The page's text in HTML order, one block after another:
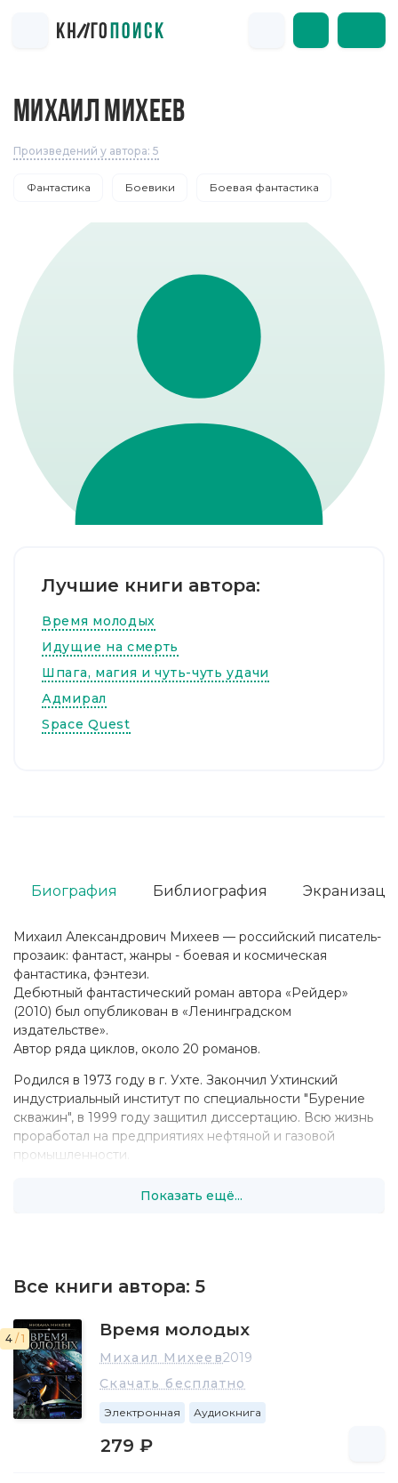
МИХАИЛ МИХЕЕВ
Произведений у автора: 5
Фантастика Боевики Боевая фантастика
Лучшие книги автора:
Время молодых
Идущие на смерть
Шпага, магия и чуть-чуть удачи
Адмирал
Space Quest
Михаил Александрович Михеев — российский писатель-
прозаик: фантаст, жанры - боевая и космическая
фантастика, фэнтези.
Дебютный фантастический роман автора «Рейдер»
(2010) был опубликован в «Ленинградском
издательстве».
Автор ряда циклов, около 20 романов.
Родился в 1973 году в г. Ухте. Закончил Ухтинский
индустриальный институт по специальности "Бурение
скважин", в 1999 году защитил диссертацию. Всю жизнь
проработал на предприятиях нефтяной и газовой
промышленности.
Показать ещё...
Биография Библиография
Все книги автора: 5
4 / 1 Время молодых
Михаил Михеев2019
Скачать бесплатно
Электронная Аудиокнига
279 ₽